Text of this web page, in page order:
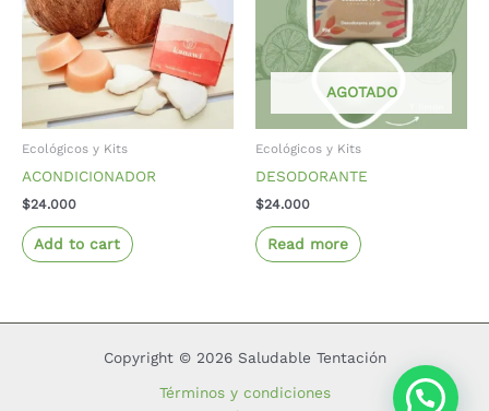
Ecológicos y Kits
ACONDICIONADOR
$24.000
Add to cart
AGOTADO
Ecológicos y Kits
DESODORANTE
$24.000
Read more
Copyright © 2026 Saludable Tentación
Términos y condiciones